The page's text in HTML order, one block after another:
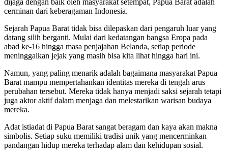
cerminan dari keberagaman Indonesia.
Sejarah Papua Barat tidak bisa dilepaskan dari pengaruh luar yang
datang silih berganti. Mulai dari kedatangan bangsa Eropa pada
abad ke-16 hingga masa penjajahan Belanda, setiap periode
meninggalkan jejak yang masih bisa kita lihat hingga hari ini.
Namun, yang paling menarik adalah bagaimana masyarakat Papua
Barat mampu mempertahankan identitas mereka di tengah arus
perubahan tersebut. Mereka tidak hanya menjadi saksi sejarah tetapi
juga aktor aktif dalam menjaga dan melestarikan warisan budaya
mereka.
Adat istiadat di Papua Barat sangat beragam dan kaya akan makna
simbolis. Setiap suku memiliki tradisi unik yang mencerminkan
pandangan hidup mereka terhadap alam dan kehidupan sosial.